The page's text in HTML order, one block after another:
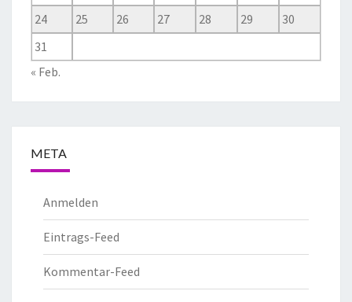
24
25 26 27 28 29
30
31
« Feb.
META
Anmelden
Eintrags-Feed
Kommentar-Feed